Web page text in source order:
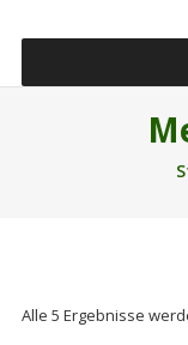
Alle 5 Ergebnisse